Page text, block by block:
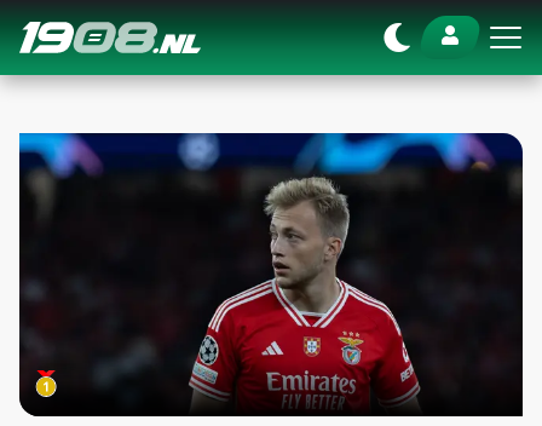
Navigation